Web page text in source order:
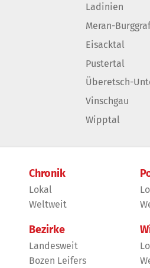
Ladinien
Meran-
Eisacktal
Pustertal
Überetsch-
Vinschgau
Wipptal
Chronik
Lokal
Weltweit
Bezirke
Landesweit
Bozen Leifers